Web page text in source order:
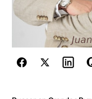
privacidady
de Googlese
Enviar